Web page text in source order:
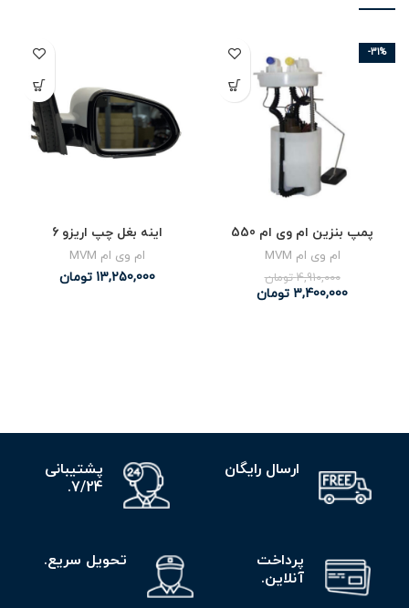
-31%
پمپ بنزین ام وی ام 550
ام وی ام MVM
4,910,000 تومان
3,400,000 تومان
اینه بغل چپ اریزو 6
ام وی ام MVM
13,250,000 تومان
ارسال رایگان
پشتیبانی
7/24.
پرداخت
آنلاین.
تحویل سریع.